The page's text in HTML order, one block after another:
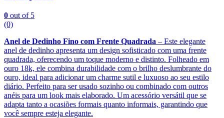
0 out of 5
(0)
Anel de Dedinho Fino com Frente Quadrada – Este elegante
anel de dedinho apresenta um design sofisticado com uma frente
quadrada, oferecendo um toque moderno e distinto. Folheado em
ouro 18k, ele combina durabilidade com o brilho deslumbrante do
ouro, ideal para adicionar um charme sutil e luxuoso ao seu estilo
diário. Perfeito para ser usado sozinho ou combinado com outros
anéis para um look mais elaborado. Um acessório versátil que se
adapta tanto a ocasiões formais quanto informais, garantindo que
você sempre esteja elegante.